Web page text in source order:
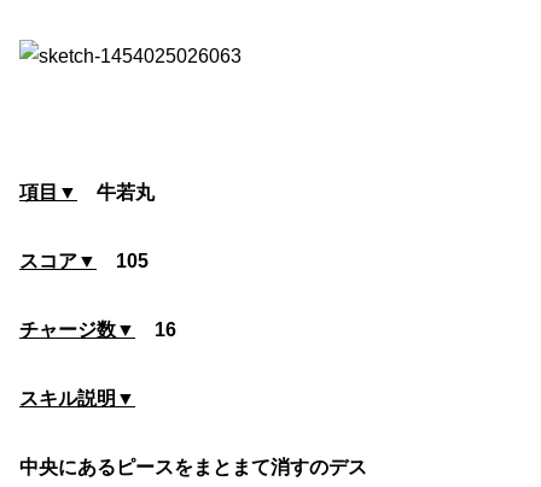
項目▼ 牛若丸
スコア▼ 105
チャージ数▼ 16
スキル説明▼
中央にあるピースをまとまて消すのデス